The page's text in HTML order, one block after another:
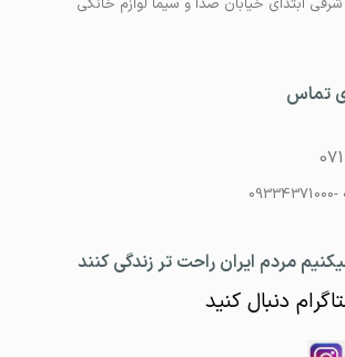
تماس
مردم ایران راحت تر زندگی کنند
دنبال کنید